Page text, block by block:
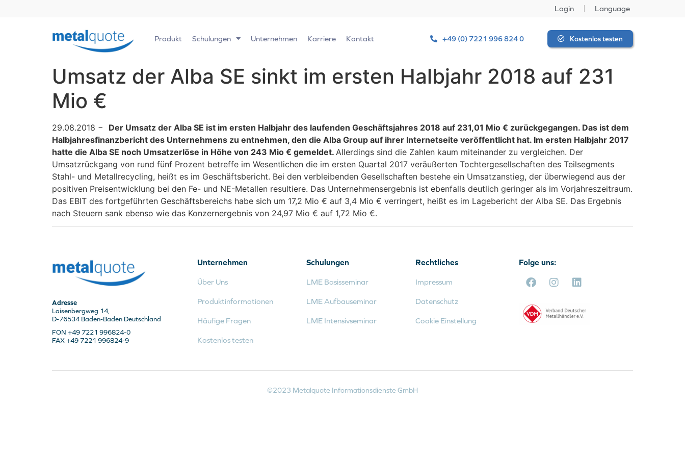
Login Language
Produkt Schulungen Unternehmen Karriere Kontakt +49 (0) 7221 996 824 0 Kostenlos testen
Umsatz der Alba SE sinkt im ersten Halbjahr 2018 auf 231
Mio €
29.08.2018 − Der Umsatz der Alba SE ist im ersten Halbjahr des laufenden Geschäftsjahres 2018 auf 231,01 Mio € zurückgegangen. Das ist dem
Halbjahresfinanzbericht des Unternehmens zu entnehmen, den die Alba Group auf ihrer Internetseite veröffentlicht hat. Im ersten Halbjahr 2017
hatte die Alba SE noch Umsatzerlöse in Höhe von 243 Mio € gemeldet. Allerdings sind die Zahlen kaum miteinander zu vergleichen. Der
Umsatzrückgang von rund fünf Prozent betreffe im Wesentlichen die im ersten Quartal 2017 veräußerten Tochtergesellschaften des Teilsegments
Stahl- und Metallrecycling, heißt es im Geschäftsbericht. Bei den verbleibenden Gesellschaften bestehe ein Umsatzanstieg, der überwiegend aus der
positiven Preisentwicklung bei den Fe- und NE-Metallen resultiere. Das Unternehmensergebnis ist ebenfalls deutlich geringer als im Vorjahreszeitraum.
Das EBIT des fortgeführten Geschäftsbereichs habe sich um 17,2 Mio € auf 3,4 Mio € verringert, heißt es im Lagebericht der Alba SE. Das Ergebnis
nach Steuern sank ebenso wie das Konzernergebnis von 24,97 Mio € auf 1,72 Mio €.
Adresse
Laisenbergweg 14,
D-76534 Baden-Baden Deutschland
FON +49 7221 996824-0
FAX +49 7221 996824-9
Unternehmen
Über Uns
Produktinformationen
Häufige Fragen
Kostenlos testen
Schulungen
LME Basisseminar
LME Aufbauseminar
LME Intensivseminar
Rechtliches
Impressum
Datenschutz
Cookie Einstellung
Folge uns:
©2023 Metalquote Informationsdienste GmbH